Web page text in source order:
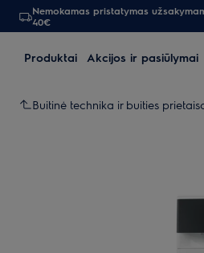
Nemokamas pristatymas
40€
Produktai Akcijos ir pasiūlymai
Buitinė technika ir buities